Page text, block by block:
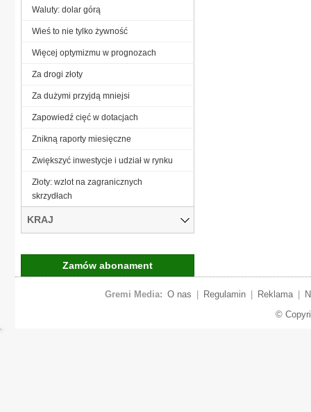
Waluty: dolar górą
Wieś to nie tylko żywność
Więcej optymizmu w prognozach
Za drogi złoty
Za dużymi przyjdą mniejsi
Zapowiedź cięć w dotacjach
Znikną raporty miesięczne
Zwiększyć inwestycje i udział w rynku
Złoty: wzlot na zagranicznych
skrzydłach
KRAJ
Zamów abonament
Gremi Media: O nas Regulamin Reklama
©